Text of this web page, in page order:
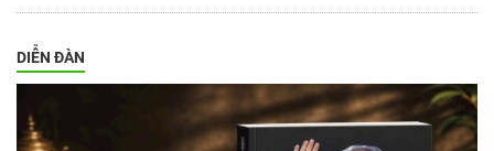
DIỄN ĐÀN